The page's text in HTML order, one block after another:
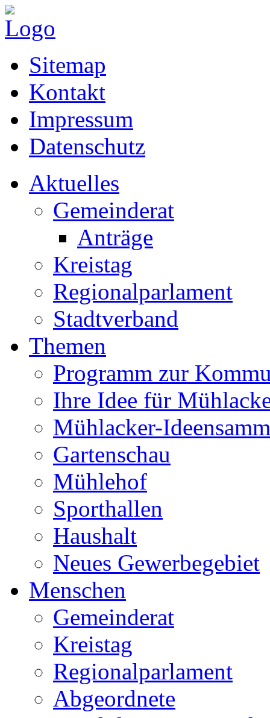
Sitemap
Kontakt
Impressum
Datenschutz
Aktuelles
Gemeinderat
Anträge
Kreistag
Regionalparlament
Stadtverband
Themen
Programm zur
Ihre Idee für
Mühlacker-
Gartenschau
Mühlehof
Sporthallen
Haushalt
Neues Gewerbegebiet
Menschen
Gemeinderat
Kreistag
Regionalparlament
Abgeordnete